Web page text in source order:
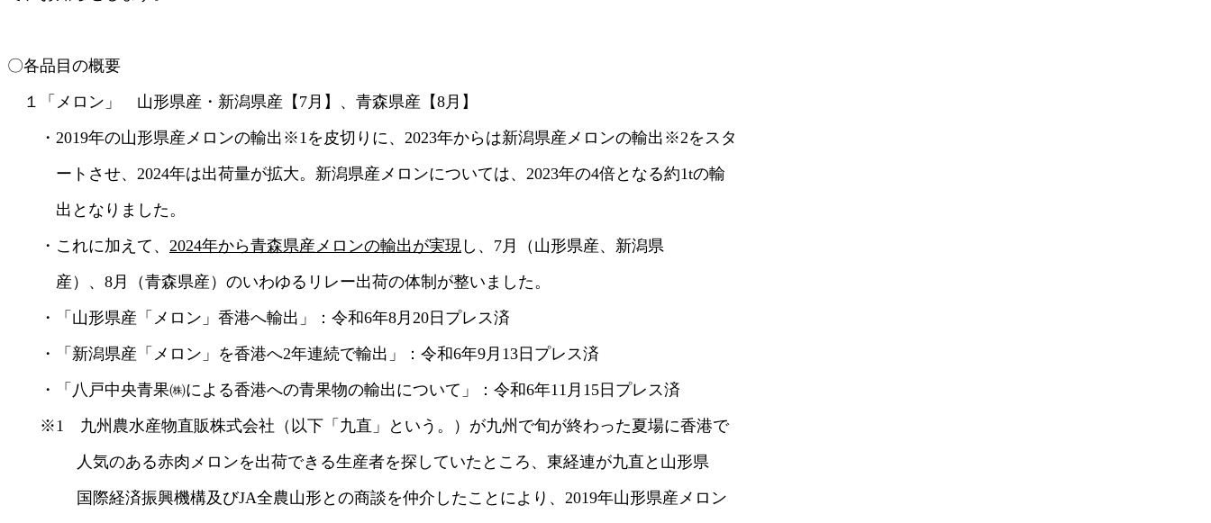
〇各品目の概要
１「メロン」 山形県産・新潟県産【7月】、青森県産【8月】
・2019年の山形県産メロンの輸出※1を皮切りに、2023年からは新潟県産メロンの輸出※2をスタ
ートさせ、2024年は出荷量が拡大。新潟県産メロンについては、2023年の4倍となる約1tの輸
出となりました。
・これに加えて、 2024年から青森県産メロンの輸出が実現 し、7月（山形県産、新潟県
産）、8月（青森県産）のいわゆるリレー出荷の体制が整いました。
・「山形県産「メロン」香港へ輸出」：令和6年8月20日プレス済
・「新潟県産「メロン」を香港へ2年連続で輸出」：令和6年9月13日プレス済
・「八戸中央青果㈱による香港への青果物の輸出について」：令和6年11月15日プレス済
※1 九州農水産物直販株式会社（以下「九直」という。）が九州で旬が終わった夏場に香港で
人気のある赤肉メロンを出荷できる生産者を探していたところ、東経連が九直と山形県
国際経済振興機構及びJA全農山形との商談を仲介したことにより、2019年山形県産メロン